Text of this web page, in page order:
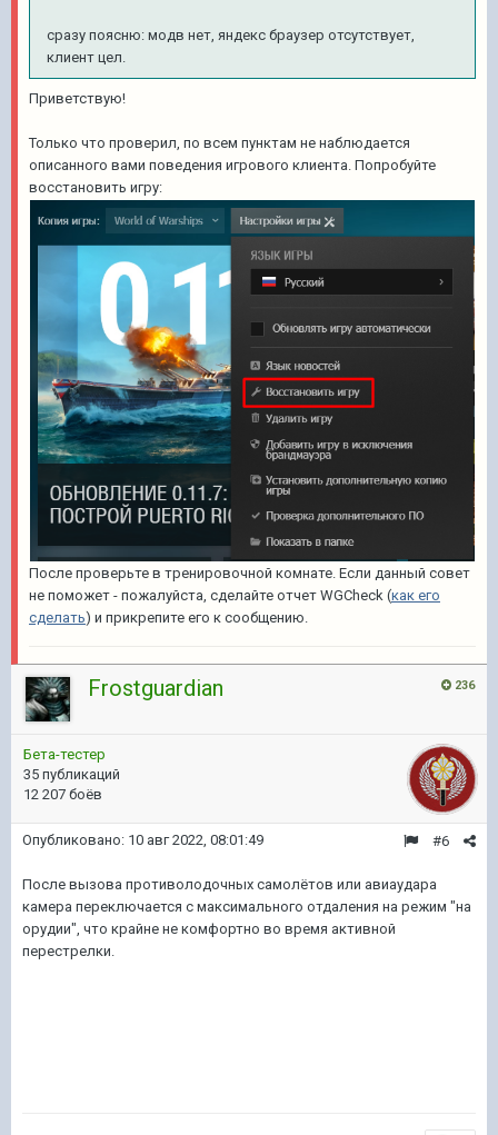
сразу поясню: модв нет, яндекс браузер отсутствует,
клиент цел.
Приветствую!
Только что проверил, по всем пунктам не наблюдается
описанного вами поведения игрового клиента. Попробуйте
восстановить игру:
После проверьте в тренировочной комнате. Если данный совет
не поможет - пожалуйста, сделайте отчет WGCheck (как его
сделать) и прикрепите его к сообщению.
236
Frostguardian
Бета-тестер
35 публикаций
12 207 боёв
#6
Опубликовано: 10 авг 2022, 08:01:49
После вызова противолодочных самолётов или авиаудара
камера переключается с максимального отдаления на режим "на
орудии", что крайне не комфортно во время активной
перестрелки.